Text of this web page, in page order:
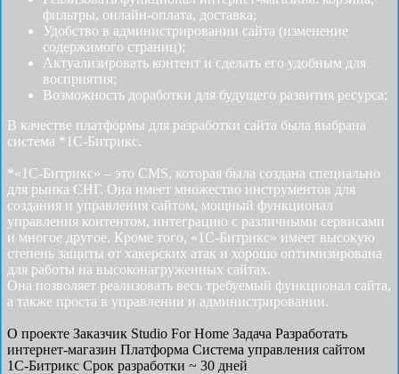
фильтры, онлайн-оплата, доставка;
Удобство в администрировании сайта (изменение
содержимого страниц);
Актуализировать контент и сделать его удобным для
восприятия;
Возможность доработки для будущего развития ресурса;
В качестве платформы для разработки сайта была выбрана
система *1С-Битрикс.
*«1С-Битрикс» – это CMS, которая была создана специально
для рынка СНГ. Она имеет множество инструментов для
создания и управления сайтом, мощный функционал
управления контентом, интеграцию с различными сервисами
и многое другое. Кроме того, «1С-Битрикс» имеет высокую
степень защиты от хакерских атак и хорошо оптимизирована
для работы на высоконагруженных сайтах.
Она позволяет реализовать весь требуемый функционал сайта,
а также проста в управлении и администрировании.
О проекте Заказчик Studio For Home Задача Разработать
интернет-магазин Платформа Система управления сайтом
1С-Битрикс Срок разработки ~ 30 дней